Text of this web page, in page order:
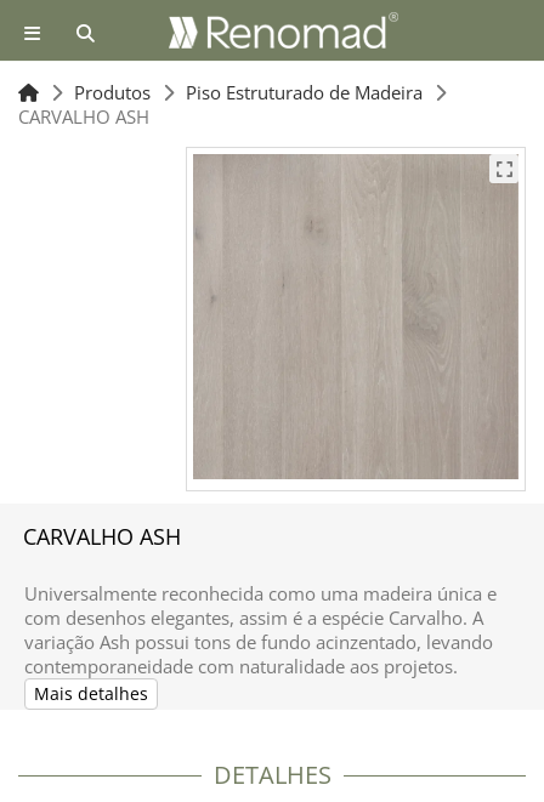
Produtos
Piso Estruturado de Madeira
CARVALHO ASH
CARVALHO ASH
Universalmente reconhecida como uma madeira única e
com desenhos elegantes, assim é a espécie Carvalho. A
variação Ash possui tons de fundo acinzentado, levando
contemporaneidade com naturalidade aos projetos.
Mais detalhes
DETALHES